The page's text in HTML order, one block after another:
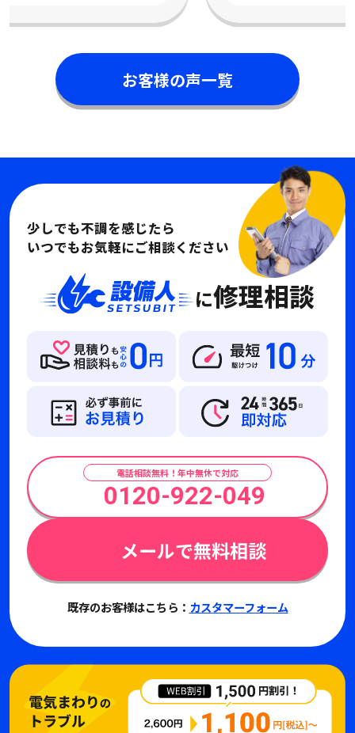
お客様の声一覧
少しでも不調を感じたら
いつでもお気軽にご相談ください
に修理相談
電話相談無料！年中無休で対応
0120-922-049
メールで無料相談
既存のお客様はこちら： カスタマーフォーム